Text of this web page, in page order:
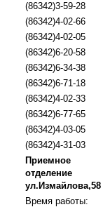
(86342)3-59-28
(86342)4-02-66
(86342)4-02-05
(86342)6-20-58
(86342)6-34-38
(86342)6-71-18
(86342)4-02-33
(86342)6-77-65
(86342)4-03-05
(86342)4-31-03
Приемное
отделение
ул.Измайлова,58
Время работы: